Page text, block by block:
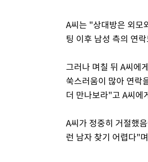
A씨는 "상대방은 외모
팅 이후 남성 측의 연
그러나 며칠 뒤 A씨에
쑥스러움이 많아 연락
더 만나보라"고 A씨에
A씨가 정중히 거절했
런 남자 찾기 어렵다"